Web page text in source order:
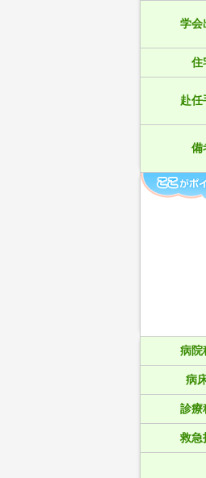
学会
住
赴任
備
病院
病
診療
救急